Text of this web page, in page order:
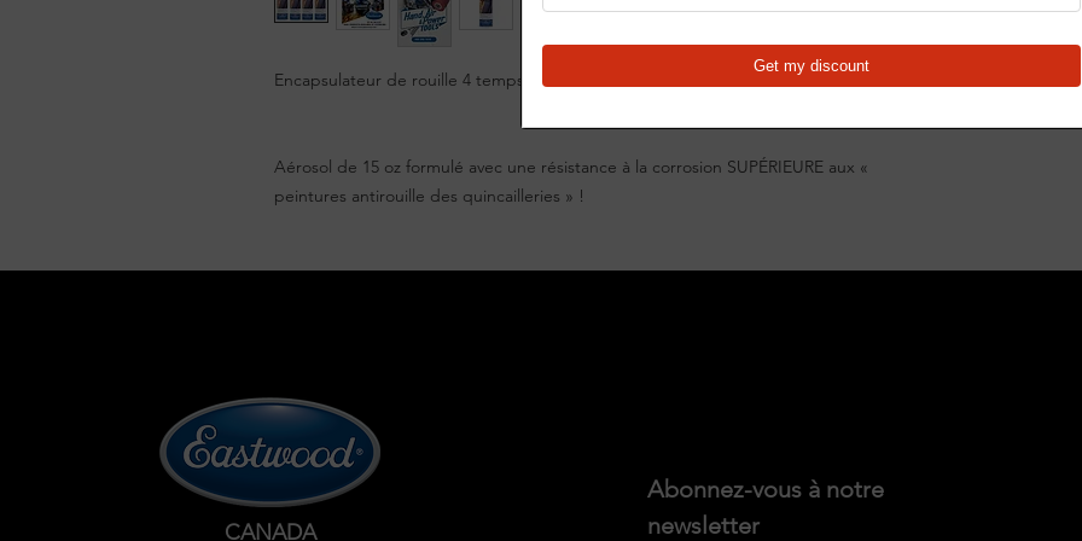
Encapsulateur de rouille 4 temps 16060Z noir
Aérosol de 15 oz formulé avec une résistance à la corrosion SUPÉRIEURE aux «
peintures antirouille des quincailleries » !
CANADA
Abonnez-vous à notre
newsletter